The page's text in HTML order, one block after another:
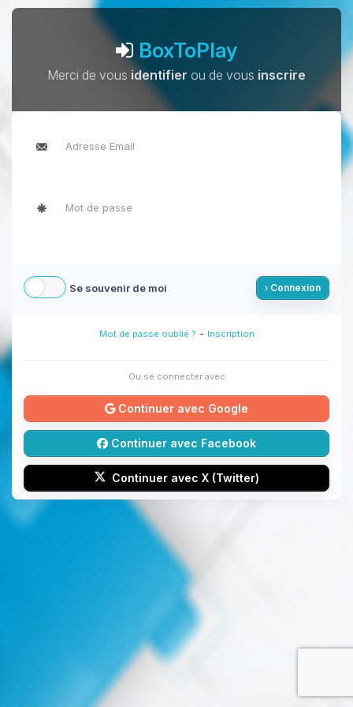
BoxToPlay
Merci de vous identifier ou de vous inscrire
Se souvenir de moi Connexion
Mot de passe oublié ? - Inscription
Ou se connecter avec
Continuer avec Google
Continuer avec Facebook
Continuer avec X (Twitter)